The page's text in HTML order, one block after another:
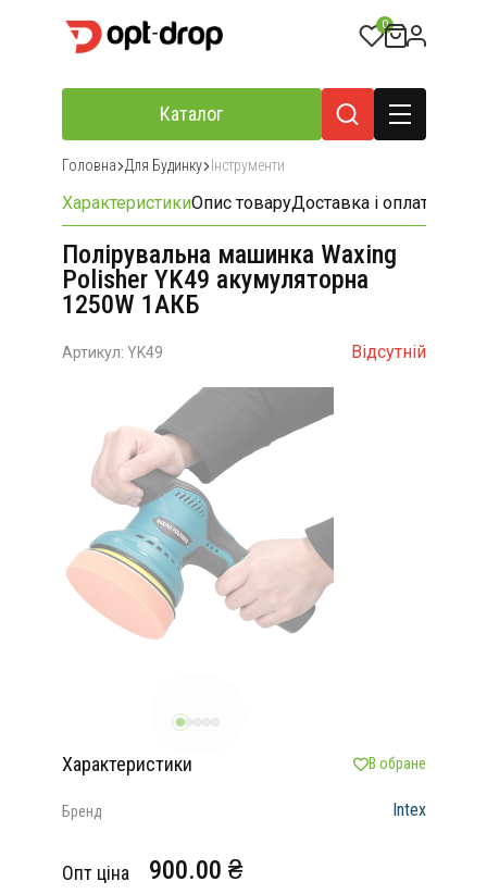
0
Каталог
Головна Для Будинку Інструменти
ХарактеристикиОпис товаруДоставка і оплата
Полірувальна машинка Waxing
Polisher YK49 акумуляторна
1250W 1АКБ
Артикул: YK49 Відсутній
Характеристики В обране
Бренд Intex
Опт ціна 900.00 ₴